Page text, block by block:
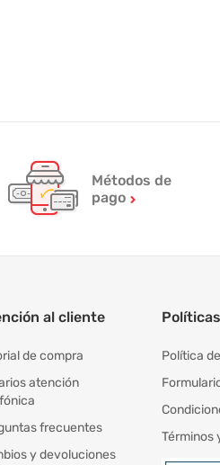
Métodos de
pago
al cliente
de compra
atención
frecuentes
y devoluciones
Política
Términos